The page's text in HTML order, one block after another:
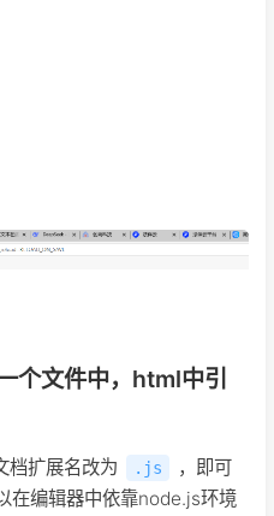
个文件中，html中引
档扩展名改为 .js
，即可
在编辑器中依靠node.js环境